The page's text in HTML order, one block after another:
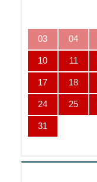
03 04
10 11
17 18
24 25
31